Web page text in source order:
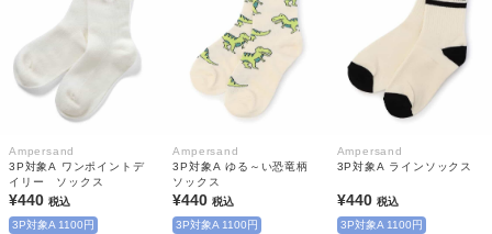
Ampersand
3P対象A ワンポイントデ
イリー ソックス
¥440 税込
3P対象A 1100円
Ampersand
3P対象A ゆる～い恐竜柄
ソックス
¥440税込
3P対象A 1100円
Ampersand
3P対象A ラインソックス
¥440 税込
3P対象A 1100円